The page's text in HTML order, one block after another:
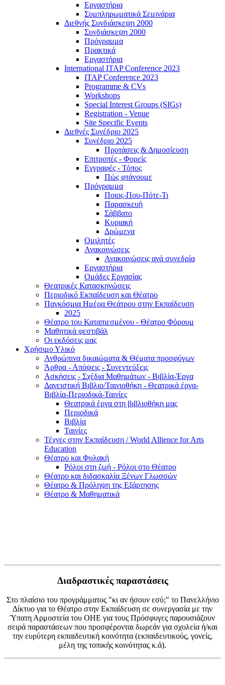
Εργαστήρια
Συμπληρωματικά Σεμινάρια
Διεθνής Συνδιάσκεψη 2000
Συνδιάσκεψη 2000
Πρόγραμμα
Πρακτικά
Εργαστήρια
International ITAP Conference 2023
ITAP Conference 2023
Programme & CVs
Workshops
Special Interest Groups (SIGs)
Registration - Venue
Site Specific Events
Διεθνές Συνέδριο 2025
Συνέδριο 2025
Προτάσεις & Δημοσίευση
Επιτροπές - Φορείς
Εγγραφές - Τόπος
Πώς φτάνουμε
Πρόγραμμα
Ποιος-Που-Πότε-Τι
Παρασκευή
Σάββατο
Κυριακή
Δρώμενα
Ομιλητές
Ανακοινώσεις
Ανακοινώσεις ανά συνεδρία
Εργαστήρια
Ομάδες Εργασίας
Θεατρικές Κατασκηνώσεις
Περιοδικό Εκπαίδευση και Θέατρο
Παγκόσμια Ημέρα Θεάτρου στην Εκπαίδευση
2025
Θέατρο του Καταπιεσμένου - Θέατρο Φόρουμ
Μαθητικά φεστιβάλ
Οι εκδόσεις μας
Χρήσιμο Υλικό
Ανθρώπινα δικαιώματα & Θέματα προσφύγων
Άρθρα - Απόψεις - Συνεντεύξεις
Ασκήσεις - Σχέδια Μαθημάτων - Βιβλία-Έργα
Δανειστική Βιβλιο/Ταινιοθήκη - Θεατρικά έργα-
Βιβλία-Περιοδικά-Ταινίες
Θεατρικά έργα στη βιβλιοθήκη μας
Περιοδικά
Βιβλία
Ταινίες
Τέχνες στην Εκπαίδευση / World Allience for Arts
Education
Θέατρο και Φυλακή
Ρόλοι στη ζωή - Ρόλοι στο Θέατρο
Θέατρο και διδασκαλία Ξένων Γλωσσών
Θέατρο & Πρόληψη της Εξάρτησης
Θέατρο & Μαθηματικά
Διαδραστικές παραστάσεις
Στο πλαίσιο του προγράμματος "κι αν ήσουν εσύ;" το Πανελλήνιο
Δίκτυο για το Θέατρο στην Εκπαίδευση σε συνεργασία με την
Ύπατη Αρμοστεία του ΟΗΕ για τους Πρόσφυγες παρουσιάζουν
σειρά παραστάσεων που προσφέρονται δωρεάν για σχολεία ή/και
την ευρύτερη εκπαιδευτική κοινότητα (εκπαιδευτικούς, γονείς,
μέλη της τοπικής κοινότητας κ.ά).​